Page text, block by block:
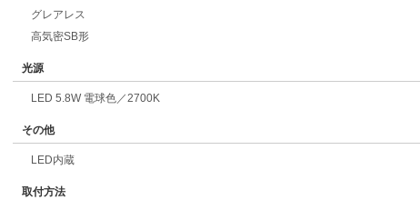
グレアレス
高気密SB形
光源
LED 5.8W 電球色／2700K
その他
LED内蔵
取付方法